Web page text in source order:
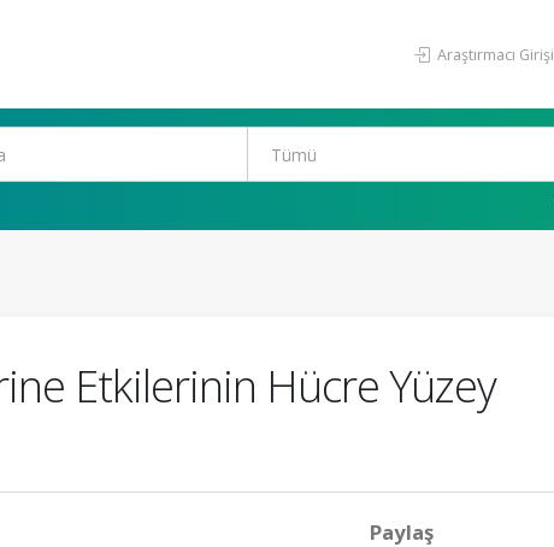
Araştırmacı Girişi
Etkilerinin Hücre Yüzey
Paylaş